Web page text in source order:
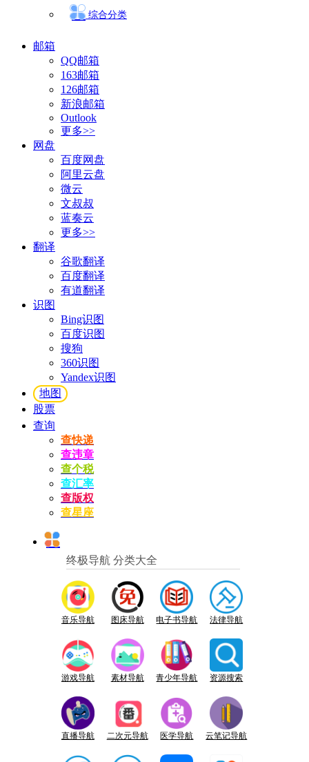
综合分类
邮箱
QQ邮箱
163邮箱
126邮箱
新浪邮箱
Outlook
更多>>
网盘
百度网盘
阿里云盘
微云
文叔叔
蓝奏云
更多>>
翻译
谷歌翻译
百度翻译
有道翻译
识图
Bing识图
百度识图
搜狗
360识图
Yandex识图
地图
股票
查询
查快递
查违章
查个税
查汇率
查版权
查星座
终极导航 分类大全
音乐导航 图床导航 电子书导航 法律导航
游戏导航 素材导航 青少年导航 资源搜索
直播导航 二次元导航 医学导航 云笔记导航